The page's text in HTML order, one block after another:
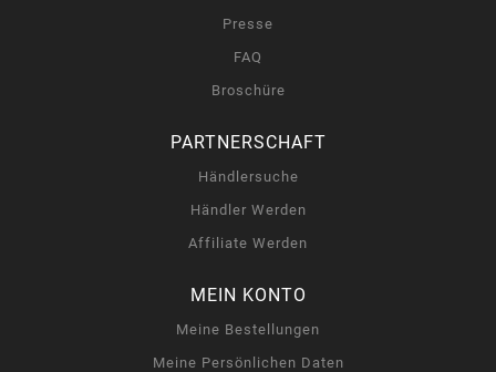
Presse
FAQ
Broschüre
PARTNERSCHAFT
Händlersuche
Händler Werden
Affiliate Werden
MEIN KONTO
Meine Bestellungen
Meine Persönlichen Daten